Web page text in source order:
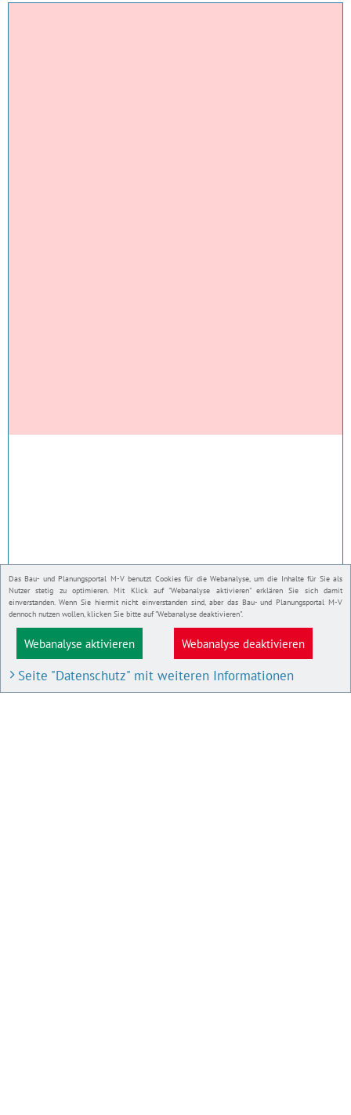
Das Bau- und Planungsportal M-V benutzt Cookies für die Webanalyse, um die Inhalte für Sie als
Nutzer stetig zu optimieren. Mit Klick auf "Webanalyse aktivieren" erklären Sie sich damit
einverstanden. Wenn Sie hiermit nicht einverstanden sind, aber das Bau- und Planungsportal M-V
dennoch nutzen wollen, klicken Sie bitte auf "Webanalyse deaktivieren".
Webanalyse aktivieren Webanalyse deaktivieren
Seite "Datenschutz" mit weiteren Informationen